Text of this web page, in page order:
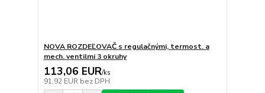
NOVA ROZDEĽOVAČ s regulačnými, termost. a
mech. ventilmi 3 okruhy
113,06 EUR/ks
91,92 EUR bez DPH